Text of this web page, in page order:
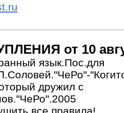
от 10
язык.Пос.для
дружил с